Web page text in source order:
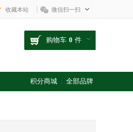
收藏本站 微信扫一扫
购物车 0 件
积分商城 全部品牌